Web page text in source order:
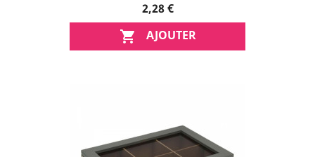
2,28 €
 AJOUTER